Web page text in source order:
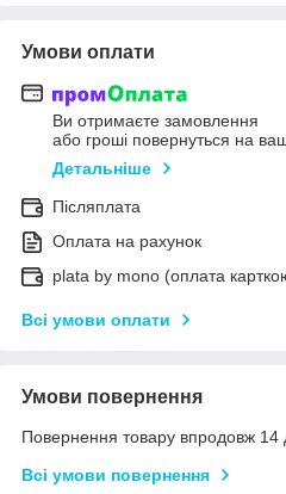
Умови оплати
Ви отримаєте замовлення
або гроші повернуться на
Детальніше
Післяплата
Оплата на рахунок
plata by mono (оплата
Всі умови оплати
Умови повернення
Повернення товару впродовж 14
Всі умови повернення